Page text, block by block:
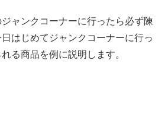
ャンクコーナーに行ったら必ず陳
はじめてジャンクコーナーに行っ
る商品を例に説明します。